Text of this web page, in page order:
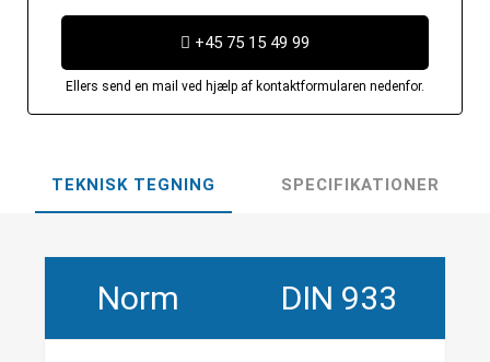
+45 75 15 49 99
Ellers send en mail ved hjælp af kontaktformularen nedenfor.
TEKNISK TEGNING SPECIFIKATIONER
Norm DIN 933